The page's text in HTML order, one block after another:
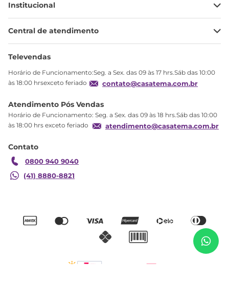
Institucional
Minha Conta
Meus pedidos
Troca
Garantia
Central de atendimento
Ajuda
Televendas
Horário de Funcionamento:Seg. a Sex. das 09 às 17 hrs.Sáb das 10:00
às 18:00 hrsexceto feriado
contato@casatema.com.br
Atendimento Pós Vendas
Horário de Funcionamento: Seg. a Sex. das 09 às 18 hrs.Sáb das 10:00
às 18:00 hrs exceto feriado
atendimento@casatema.com.br
Contato
0800 940 9040
(41) 8880-8821